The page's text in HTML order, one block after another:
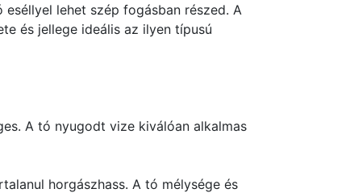
lehet szép fogásban részed. A
és jellege ideális az ilyen típusú
A tó nyugodt vize kiválóan alkalmas
horgászhass. A tó mélysége és